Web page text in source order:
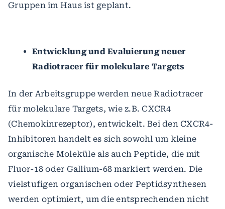
Gruppen im Haus ist geplant.
Entwicklung und Evaluierung neuer
Radiotracer für molekulare Targets
In der Arbeitsgruppe werden neue Radiotracer
für molekulare Targets, wie z.B. CXCR4
(Chemokinrezeptor), entwickelt. Bei den CXCR4-
Inhibitoren handelt es sich sowohl um kleine
organische Moleküle als auch Peptide, die mit
Fluor-18 oder Gallium-68 markiert werden. Die
vielstufigen organischen oder Peptidsynthesen
werden optimiert, um die entsprechenden nicht